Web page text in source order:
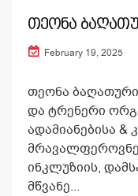
თეონა
February 19, 2025
თეონა
და ტრენერი
ადამიანებისა &
ინკლუზიის,
მწვანე...